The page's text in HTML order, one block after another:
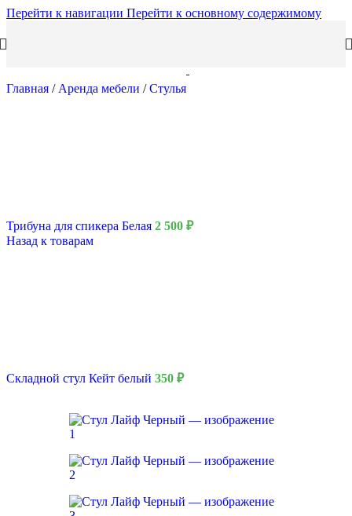
Перейти к навигации Перейти к основному содержимому
Главная / Аренда мебели / Стулья
Трибуна для спикера Белая 2 500 ₽
Назад к товарам
Складной стул Кейт белый 350 ₽